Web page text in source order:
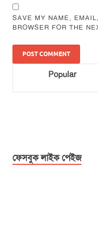
SAVE MY NAME,
BROWSER FOR THE
Popular
ফেসবুক লাইক পেইজ